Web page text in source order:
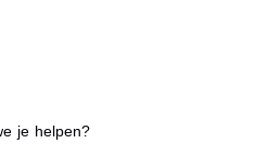
je helpen?